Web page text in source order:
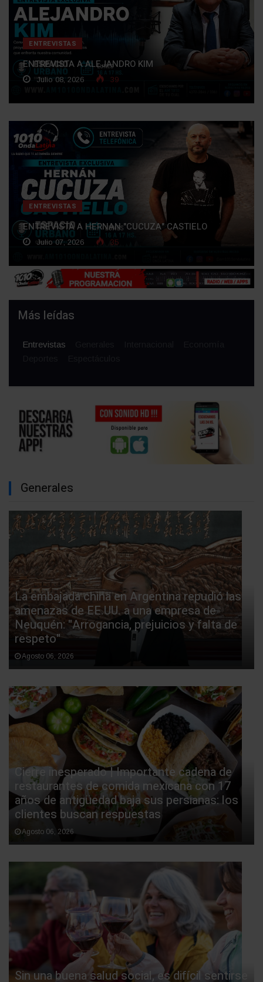
ENTREVISTAS
ENTREVISTA A ALEJANDRO KIM
Julio 08, 2026 39
ENTREVISTAS
ENTREVISTA A HERNAN "CUCUZA" CASTIELO
Julio 07, 2026 35
Más leídas
Entrevistas
Generales
La embajada china en Argentina repudió las
amenazas de EE.UU. a una empresa de
Neuquén: "Arrogancia, prejuicios y falta de
respeto"
Agosto 06, 2026
Cierre inesperado | Importante cadena de
restaurantes de comida mexicana con 17
años de antigüedad baja sus persianas: los
clientes buscan respuestas
Agosto 06, 2026
Sin una buena salud social, es difícil sentirse